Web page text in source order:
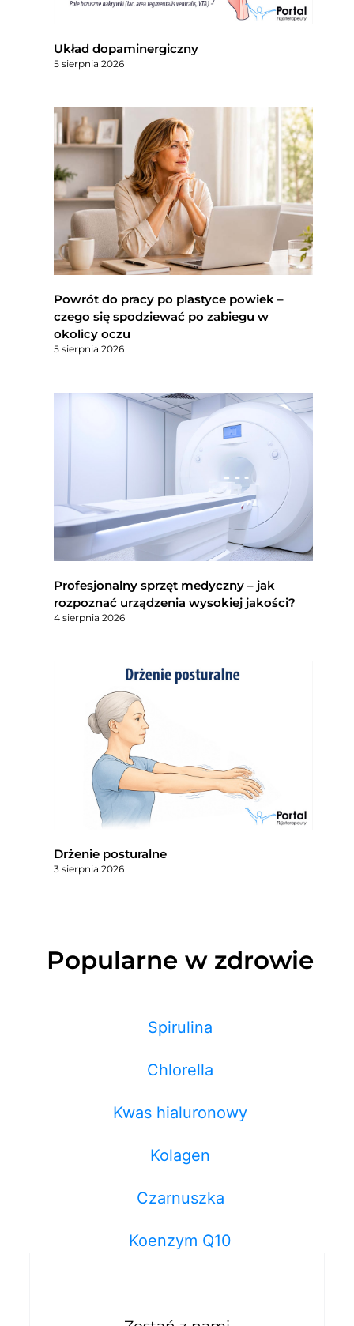
Układ dopaminergiczny
5 sierpnia 2026
Powrót do pracy po plastyce powiek –
czego się spodziewać po zabiegu w
okolicy oczu
5 sierpnia 2026
Profesjonalny sprzęt medyczny – jak
rozpoznać urządzenia wysokiej jakości?
4 sierpnia 2026
Drżenie posturalne
3 sierpnia 2026
Popularne w zdrowie
Spirulina
Chlorella
Kwas hialuronowy
Kolagen
Czarnuszka
Koenzym Q10